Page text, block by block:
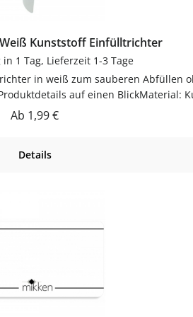
Kunststoff Einfülltrichter
1 Tag, Lieferzeit 1-3 Tage
auf einen BlickMaterial:
im
Regulärer Preis:
Ab 1,99 €
Details